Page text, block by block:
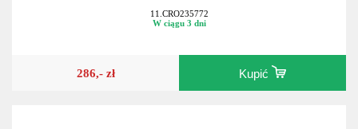
11.CRO235772
W ciągu 3 dni
286,- zł Kupić